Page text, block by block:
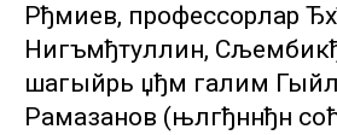
Рђмиев, профессорлар
Нигъмђтуллин,
шагыйрь џђм галим
Рамазанов (њлгђннђн